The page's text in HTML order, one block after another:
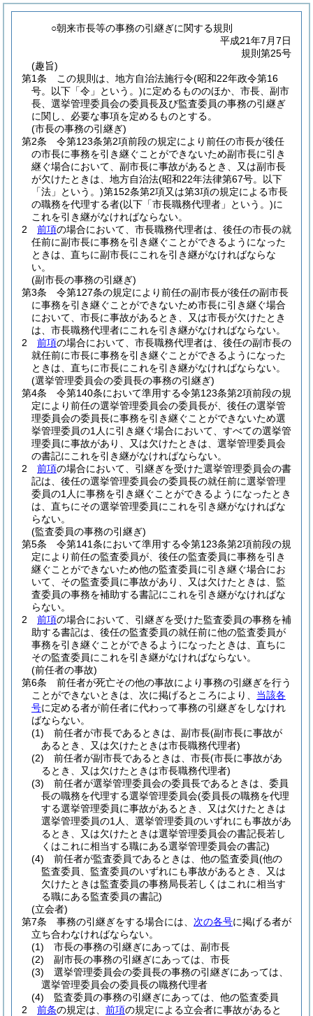
○朝来市長等の事務の引継ぎに関する規則
平成21年7月7日
規則第25号
(趣旨)
第1条
この規則は、地方自治法施行令(昭和22年政令第16
号。以下「令」という。)に定めるもののほか、市長、副市
長、選挙管理委員会の委員長及び監査委員の事務の引継ぎ
に関し、必要な事項を定めるものとする。
(市長の事務の引継ぎ)
第2条
令第123条第2項前段の規定により前任の市長が後任
の市長に事務を引き継ぐことができないため副市長に引き
継ぐ場合において、副市長に事故があるとき、又は副市長
が欠けたときは、地方自治法(昭和22年法律第67号。以下
「法」という。)第152条第2項又は第3項の規定による市長
の職務を代理する者(以下「市長職務代理者」という。)に
これを引き継がなければならない。
2
前項の場合において、市長職務代理者は、後任の市長の就
任前に副市長に事務を引き継ぐことができるようになった
ときは、直ちに副市長にこれを引き継がなければならな
い。
(副市長の事務の引継ぎ)
第3条
令第127条の規定により前任の副市長が後任の副市長
に事務を引き継ぐことができないため市長に引き継ぐ場合
において、市長に事故があるとき、又は市長が欠けたとき
は、市長職務代理者にこれを引き継がなければならない。
2
前項の場合において、市長職務代理者は、後任の副市長の
就任前に市長に事務を引き継ぐことができるようになった
ときは、直ちに市長にこれを引き継がなければならない。
(選挙管理委員会の委員長の事務の引継ぎ)
第4条
令第140条において準用する令第123条第2項前段の規
定により前任の選挙管理委員会の委員長が、後任の選挙管
理委員会の委員長に事務を引き継ぐことができないため選
挙管理委員の1人に引き継ぐ場合において、すべての選挙管
理委員に事故があり、又は欠けたときは、選挙管理委員会
の書記にこれを引き継がなければならない。
2
前項の場合において、引継ぎを受けた選挙管理委員会の書
記は、後任の選挙管理委員会の委員長の就任前に選挙管理
委員の1人に事務を引き継ぐことができるようになったとき
は、直ちにその選挙管理委員にこれを引き継がなければな
らない。
(監査委員の事務の引継ぎ)
第5条
令第141条において準用する令第123条第2項前段の規
定により前任の監査委員が、後任の監査委員に事務を引き
継ぐことができないため他の監査委員に引き継ぐ場合にお
いて、その監査委員に事故があり、又は欠けたときは、監
査委員の事務を補助する書記にこれを引き継がなければな
らない。
2
前項の場合において、引継ぎを受けた監査委員の事務を補
助する書記は、後任の監査委員の就任前に他の監査委員が
事務を引き継ぐことができるようになったときは、直ちに
その監査委員にこれを引き継がなければならない。
(前任者の事故)
第6条
前任者が死亡その他の事故により事務の引継ぎを行う
ことができないときは、次に掲げるところにより、 当該各
号に定める者が前任者に代わって事務の引継ぎをしなけれ
ばならない。
(1)
前任者が市長であるときは、副市長(副市長に事故が
あるとき、又は欠けたときは市長職務代理者)
(2)
前任者が副市長であるときは、市長(市長に事故があ
るとき、又は欠けたときは市長職務代理者)
(3)
前任者が選挙管理委員会の委員長であるときは、委員
長の職務を代理する選挙管理委員会(委員長の職務を代理
する選挙管理委員に事故があるとき、又は欠けたときは
選挙管理委員の1人、選挙管理委員のいずれにも事故があ
るとき、又は欠けたときは選挙管理委員会の書記長若し
くはこれに相当する職にある選挙管理委員会の書記)
(4)
前任者が監査委員であるときは、他の監査委員(他の
監査委員、監査委員のいずれにも事故があるとき、又は
欠けたときは監査委員の事務局長若しくはこれに相当す
る職にある監査委員の書記)
(立会者)
第7条
事務の引継ぎをする場合には、 次の各号に掲げる者が
立ち合わなければならない。
(1)
市長の事務の引継ぎにあっては、副市長
(2)
副市長の事務の引継ぎにあっては、市長
(3)
選挙管理委員会の委員長の事務の引継ぎにあっては、
選挙管理委員会の委員長の職務代理者
(4)
監査委員の事務の引継ぎにあっては、他の監査委員
2
前条の規定は、 前項の規定による立会者に事故があると